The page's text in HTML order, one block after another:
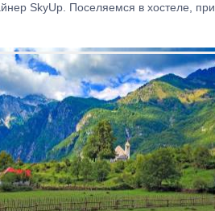
SkyUp. Поселяемся в хостеле, при